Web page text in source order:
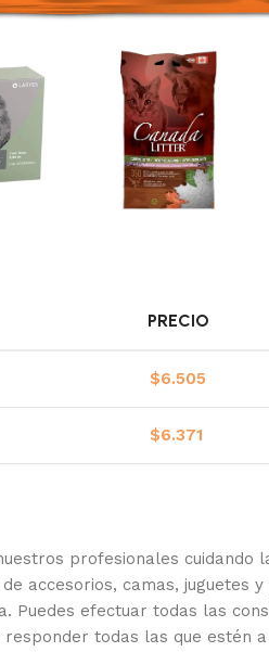
PRECIO
$6.505
$6.371
profesionales cuidando
accesorios, camas, juguetes
Puedes efectuar todas las
todas las que estén